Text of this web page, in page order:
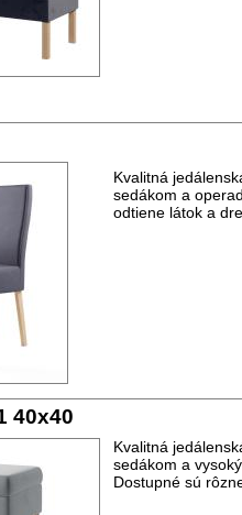
Kvalitná
sedákom a
odtiene látok a
40x40
Kvalitná
sedákom a
Dostupné sú